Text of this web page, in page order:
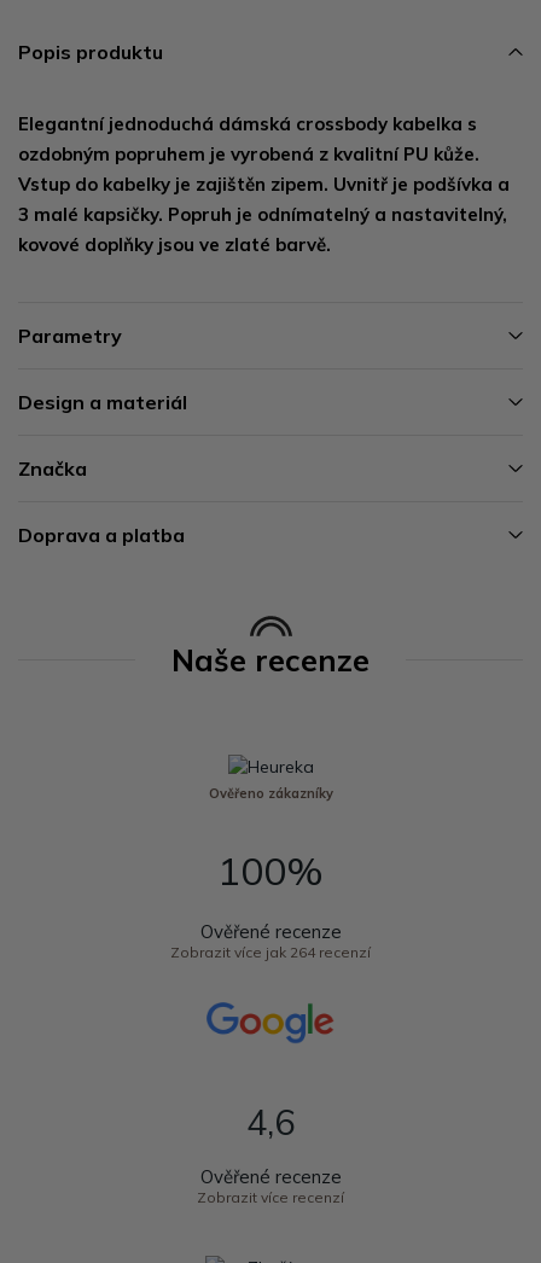
Popis produktu
Elegantní jednoduchá dámská crossbody kabelka s
ozdobným popruhem je vyrobená z kvalitní PU kůže.
Vstup do kabelky je zajištěn zipem. Uvnitř je podšívka a
3 malé kapsičky. Popruh je odnímatelný a nastavitelný,
kovové doplňky jsou ve zlaté barvě.
Parametry
Design a materiál
Značka
Doprava a platba
Naše recenze
Ověřeno zákazníky
100%
Ověřené recenze
Zobrazit více jak 264 recenzí
4,6
Ověřené recenze
Zobrazit více recenzí